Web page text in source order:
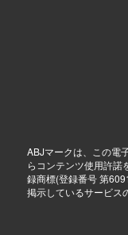
ABJマークは、この電
らコンテンツ使用許諾
録商標(登録番号 第
掲示しているサービス